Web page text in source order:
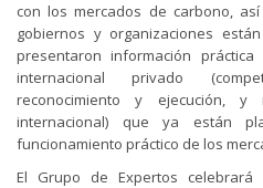
con los mercados de carbono,
gobiernos y organizaciones
presentaron información
internacional privado
reconocimiento y ejecución, y
internacional) que ya están
funcionamiento práctico de los
El Grupo de Expertos